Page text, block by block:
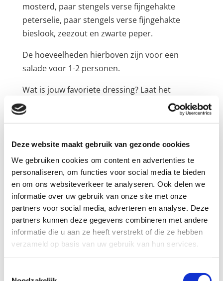
Deze website maakt gebruik van gezonde cookies
We gebruiken cookies om content en advertenties te
personaliseren, om functies voor social media te bieden
en om ons websiteverkeer te analyseren. Ook delen we
informatie over uw gebruik van onze site met onze
partners voor social media, adverteren en analyse. Deze
partners kunnen deze gegevens combineren met andere
informatie die u aan ze heeft verstrekt of die ze hebben
verzameld op basis van uw gebruik van hun services.
mosterd, paar stengels verse fijngehakte
peterselie, paar stengels verse fijngehakte
bieslook, zeezout en zwarte peper.
De hoeveelheden hierboven zijn voor een
salade voor 1-2 personen.
Wat is jouw favoriete dressing? Laat het
hieronder weten in een reactie. Vind ik leuk!
Reactie verzenden
Je e-mailadres wordt niet gepubliceerd.
Vereiste velden zijn gemarkeerd met*